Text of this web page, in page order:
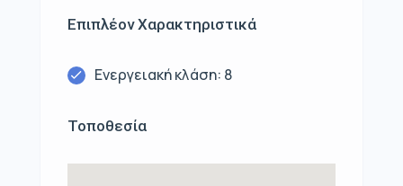
Επιπλέον Χαρακτηριστικά
Ενεργειακή κλάση: 8
Τοποθεσία